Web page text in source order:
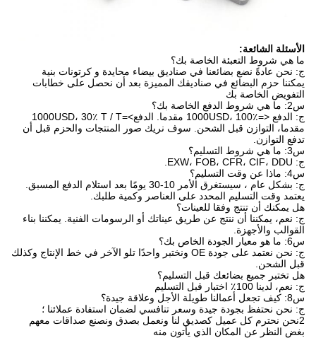
الأسئلة الشائعة:
ما هي شروط التعبئة الخاصة بك؟
ج: نحن عادةً نضع بضائعنا في صناديق بيضاء محايدة و كرتونات بنية
يمكننا حزم البضائع في صناديقك المميزة بعد أن نحصل على خطابات
التفويض الخاصة بك
س2: ما هي شروط الدفع الخاصة بك؟
ج: الدفع <=1000USD، 100٪ مقدما. الدفع>=1000USD، 30٪ T / T
مقدما، التوازن قبل الشحن. سوف نريك صور المنتجات والحزم قبل أن
تدفع التوازن.
س3: ما هي شروط التسليم؟
ج: EXW، FOB، CFR، CIF، DDU.
س4: ماذا عن وقت التسليم؟
ج: بشكل عام ، سيستغرق الأمر 10-30 يومًا بعد استلام الدفع المسبق.
يعتمد وقت التسليم المحدد على العناصر وكمية طلبك.
هل يمكنك أن تنتج وفقا للعينات؟
ج: نعم، يمكننا أن ننتج عن طريق عيناتك أو الرسومات الفنية. يمكننا بناء
القوالب والأجهزة.
س6: ما هو معيار الجودة الخاص بك؟
ج: نحن نعتمد على جودة OE ونختبر واحدًا تلو الآخر في خط الإنتاج وكذلك
قبل الشحن.
هل تختبر جميع بضائعك قبل التسليم؟
ج: نعم، لدينا 100٪ اختبار قبل التسليم
س8: كيف تجعل أعمالنا طويلة الأجل وعلاقة جيدة؟
ج: نحن نحتفظ بجودة جيدة وسعر تنافسي لضمان استفادة عملائنا ؛
2نحن نحترم كل عميل كصديق لنا ونعمل بصدق ونصنع صداقات معهم
بغض النظر عن المكان الذي يأتون منه